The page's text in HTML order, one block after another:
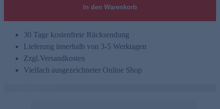
In den Warenkorb
30 Tage kostenfreie Rücksendung
Lieferung innerhalb von 3-5 Werktagen
Zzgl.Versandkosten
Vielfach ausgezeichneter Online Shop